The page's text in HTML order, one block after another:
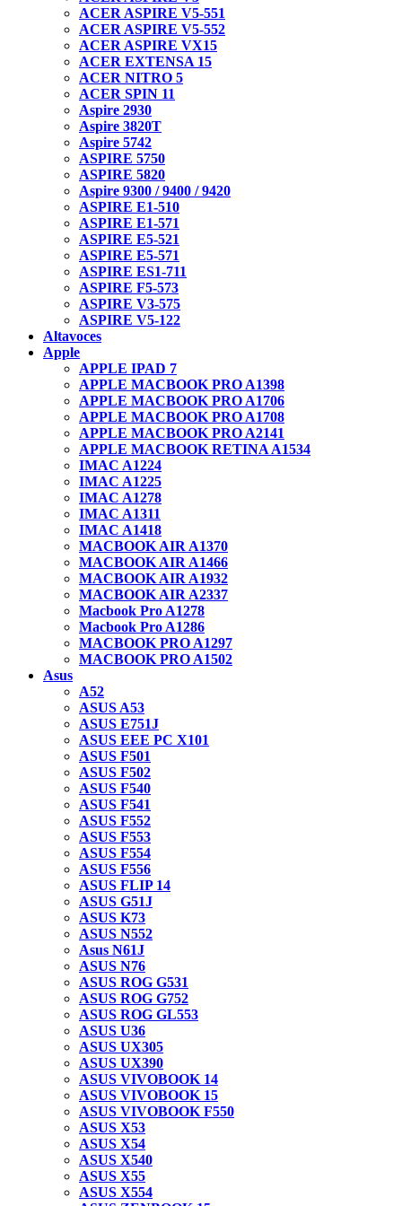
ACER ASPIRE V5-551
ACER ASPIRE V5-552
ACER ASPIRE VX15
ACER EXTENSA 15
ACER NITRO 5
ACER SPIN 11
Aspire 2930
Aspire 3820T
Aspire 5742
ASPIRE 5750
ASPIRE 5820
Aspire 9300 / 9400 / 9420
ASPIRE E1-510
ASPIRE E1-571
ASPIRE E5-521
ASPIRE E5-571
ASPIRE ES1-711
ASPIRE F5-573
ASPIRE V3-575
ASPIRE V5-122
Altavoces
Apple
APPLE IPAD 7
APPLE MACBOOK PRO A1398
APPLE MACBOOK PRO A1706
APPLE MACBOOK PRO A1708
APPLE MACBOOK PRO A2141
APPLE MACBOOK RETINA A1534
IMAC A1224
IMAC A1225
IMAC A1278
IMAC A1311
IMAC A1418
MACBOOK AIR A1370
MACBOOK AIR A1466
MACBOOK AIR A1932
MACBOOK AIR A2337
Macbook Pro A1278
Macbook Pro A1286
MACBOOK PRO A1297
MACBOOK PRO A1502
Asus
A52
ASUS A53
ASUS E751J
ASUS EEE PC X101
ASUS F501
ASUS F502
ASUS F540
ASUS F541
ASUS F552
ASUS F553
ASUS F554
ASUS F556
ASUS FLIP 14
ASUS G51J
ASUS K73
ASUS N552
Asus N61J
ASUS N76
ASUS ROG G531
ASUS ROG G752
ASUS ROG GL553
ASUS U36
ASUS UX305
ASUS UX390
ASUS VIVOBOOK 14
ASUS VIVOBOOK 15
ASUS VIVOBOOK F550
ASUS X53
ASUS X54
ASUS X540
ASUS X55
ASUS X554